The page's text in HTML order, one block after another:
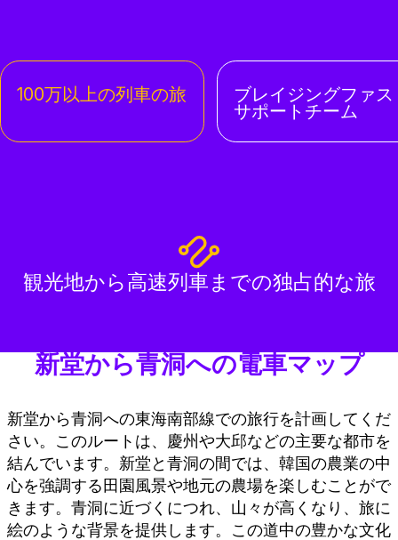
100万以上の列車の旅 ブレイジングファス
サポートチーム
観光地から高速列車までの独占的な旅
新堂から青洞への電車マップ
新堂から青洞への東海南部線での旅行を計画してくだ
さい。このルートは、慶州や大邱などの主要な都市を
結んでいます。新堂と青洞の間では、韓国の農業の中
心を強調する田園風景や地元の農場を楽しむことがで
きます。青洞に近づくにつれ、山々が高くなり、旅に
絵のような背景を提供します。この道中の豊かな文化